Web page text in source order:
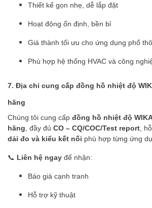
Thiết kế gọn nhẹ, dễ lắp đặt
Hoạt động ổn định, bền bỉ
Giá thành tối ưu cho ứng dụng phổ
Phù hợp hệ thống HVAC và công
7. Địa chỉ cung cấp đồng hồ nhiệt độ
hãng
Chúng tôi cung cấp đồng hồ nhiệt độ
hãng , đầy đủ CO – CQ/COC/Test report ,
dải đo và kiểu kết nối phù hợp từng ứng
📞 Liên hệ ngay để nhận:
Báo giá cạnh tranh
Hỗ trợ kỹ thuật